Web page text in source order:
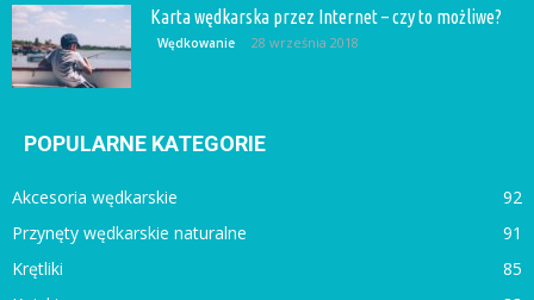
Karta wędkarska przez Internet – czy to możliwe?
Wędkowanie 28 września 2018
POPULARNE KATEGORIE
Akcesoria wędkarskie
92
Przynęty wędkarskie naturalne
91
Krętliki
85